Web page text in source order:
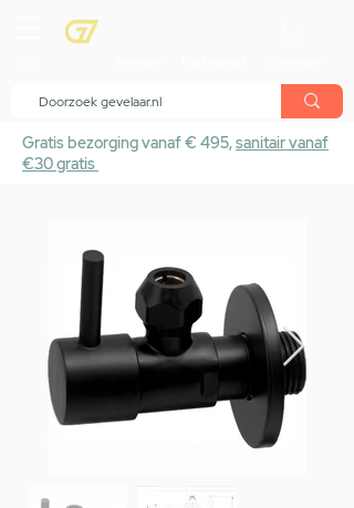
Gratis bezorging vanaf € 495,sanitair vanaf
€30 gratis